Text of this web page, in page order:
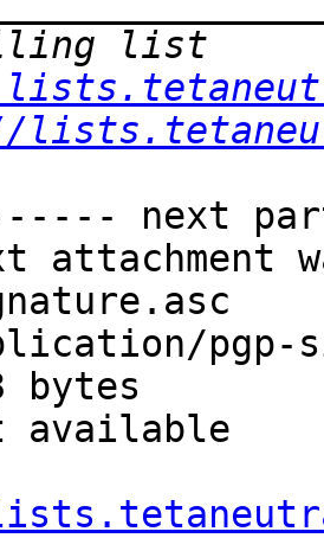
next
attachment
pgp-
bytes
available